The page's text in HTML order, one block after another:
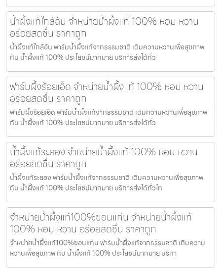
น้ำผึ้งแท้ใกล้ฉัน จำหน่ายน้ำผึ้งแท้ 100% หอม หวาน
อร่อยสดชื่น ราคาถูก
น้ำผึ้งแท้ใกล้ฉัน ฟาร์มน้ำผึ้งแท้จากธรรมชาติ เติมความหวานเพื่อสุขภาพ
กับ น้ำผึ้งแท้ 100% ประโยชน์มากมาย บริการส่งได้ทั่ว
ฟาร์มผึ้งร้อยเอ็ด จำหน่ายน้ำผึ้งแท้ 100% หอม หวาน
อร่อยสดชื่น ราคาถูก
ฟาร์มผึ้งร้อยเอ็ด ฟาร์มน้ำผึ้งแท้จากธรรมชาติ เติมความหวานเพื่อสุขภาพ
กับ น้ำผึ้งแท้ 100% ประโยชน์มากมาย บริการส่งได้ทั่ว
น้ำผึ้งแท้ระยอง จำหน่ายน้ำผึ้งแท้ 100% หอม หวาน
อร่อยสดชื่น ราคาถูก
น้ำผึ้งแท้ระยอง ฟาร์มน้ำผึ้งแท้จากธรรมชาติ เติมความหวานเพื่อสุขภาพ
กับ น้ำผึ้งแท้ 100% ประโยชน์มากมาย บริการส่งได้ทั่วไท
จำหน่ายน้ำผึ้งแท้100%ขอนแก่น จำหน่ายน้ำผึ้งแท้
100% หอม หวาน อร่อยสดชื่น ราคาถูก
จำหน่ายน้ำผึ้งแท้100%ขอนแก่น ฟาร์มน้ำผึ้งแท้จากธรรมชาติ เติมความ
หวานเพื่อสุขภาพ กับ น้ำผึ้งแท้ 100% ประโยชน์มากมาย บริกา